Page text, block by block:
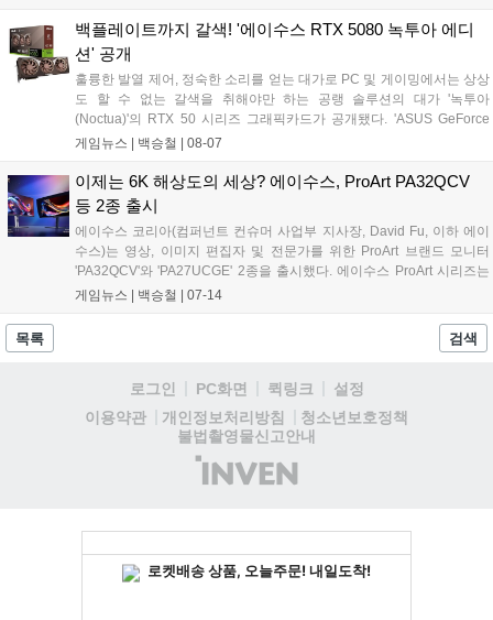
세계 하드웨어 커뮤니티로부터 혹평을 받고 있습니다....
백플레이트까지 갈색! '에이수스 RTX 5080 녹투아 에디
션' 공개
훌륭한 발열 제어, 정숙한 소리를 얻는 대가로 PC 및 게이밍에서는 상상
도 할 수 없는 갈색을 취해야만 하는 공랭 솔루션의 대가 '녹투아
(Noctua)'의 RTX 50 시리즈 그래픽카드가 공개됐다. 'ASUS GeForce
RTX 5080 16GB GDDR7 Noctua OC Edition'이 주는 느낌은 이전 세대
픽카드는 뭔가 그래픽카드 골격에 녹투아 쿨러를 얹은 것 같은 느낌이었
다. 하지만 이번 RTX 5080에서는 정말로 협업하여 디자인 및 제작이 되
었다는 느낌을 풍긴다. 색깔도 이런데 자꾸 풍긴다고 해서 미안하지만
사실이다. 그래픽카드를 감싸고 있는 겉면뿐만 아니라 백플레이트까지
녹투아를 상징하는 갈색으로 구성되어 있다....
게임뉴스 | 백승철 08-07
이제는 6K 해상도의 세상? 에이수스, ProArt PA32QCV
등 2종 출시
에이수스 코리아(컴퍼넌트 컨슈머 사업부 지사장, David Fu, 이하 에이
수스)는 영상, 이미지 편집자 및 전문가를 위한 ProArt 브랜드 모니터
'PA32QCV'와 'PA27UCGE' 2종을 출시했다. 에이수스 ProArt 시리즈는
사진작가, 비디오그래퍼, 건축가, 아티스트 등 크리에이티브 전문가를
게임뉴스 | 백승철 07-14
목록 검색
로그인 PC화면 퀵링크
설정
이용약관
개인정보처리방침
청소년보호정책
불법촬영물신고안내
(주)
인